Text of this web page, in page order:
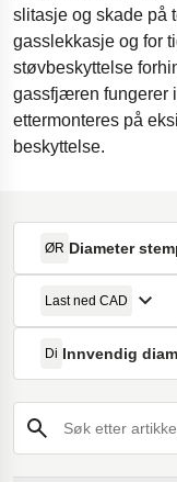
slitasje og skade på
gasslekkasje og for
støvbeskyttelse
gassfjæren fungerer
ettermonteres på
beskyttelse.
ØR Diameter
Last ned CAD
Di Innvendig
Søk etter